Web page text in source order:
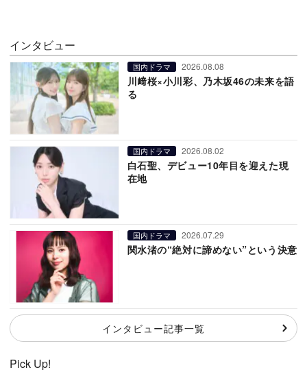
インタビュー
国内ドラマ 2026.08.08
川﨑桜×小川彩、乃木坂46の未来を語
る
国内ドラマ 2026.08.02
白石聖、デビュー10年目を迎えた現
在地
国内ドラマ 2026.07.29
関水渚の“絶対に諦めない”という決意
インタビュー記事一覧
Pick Up!